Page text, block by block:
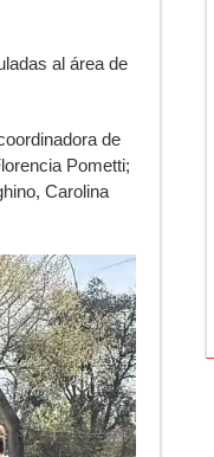
al área de
de
Pometti;
Carolina